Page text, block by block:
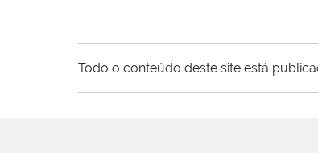
Todo o conteúdo deste site está